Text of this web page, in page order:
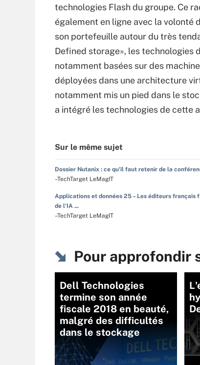
technologies Flash du groupe. Ce
également en ligne avec la volonté
son portefeuille autour du très
Defined storage», les technologies
notamment basées sur des
déployées dans une architecture
notamment mis un pied dans le
a intégré les technologies de cette
Sur le même sujet
Dossier Nutanix : ce qu'il faut retenir de la
–TechTarget LeMagIT
Applications et données 25 – Les éditeurs français
de l'IA ...
–TechTarget LeMagIT
Pour approfondir
Dell Technologies
termine son année
fiscale 2018 en beauté,
malgré des difficultés
dans le stockage